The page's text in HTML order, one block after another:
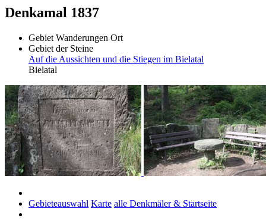
Denkamal 1837
Gebiet Wanderungen Ort
Gebiet der Steine
Auf die Aussichten und die Stiegen im Bielatal
Bielatal
Gebieteauswahl Karte alle Denkmäler & Startseite